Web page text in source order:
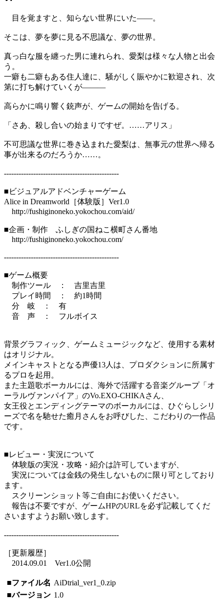
目を覚ますと、知らない世界にいた――。
そこは、夢を夢に見る不思議な、夢の世界。
真っ白な服を纏った男に連れられ、愛梨は様々な人物と出会
う。
一癖も二癖もある住人達に、騒がしく賑やかに歓迎され、次
第に打ち解けていくが―――
高らかに鳴り響く銃声が、ゲームの開始を告げる。
「さあ、殺し合いの始まりですぜ。……アリス」
不可思議な世界に巻き込まれた愛梨は、無事元の世界へ帰る
事が出来るのだろうか……。
-----------------------------------------------
■ビジュアルアドベンチャーゲーム
Alice in Dreamworld［体験版］Ver1.0
http://fushiginoneko.yokochou.com/aid/
■企画・制作 ふしぎの国ねこ横町さん番地
http://fushiginoneko.yokochou.com/
-----------------------------------------------
■ゲーム概要
制作ツール ： 吉里吉里
プレイ時間 ： 約1時間
分 岐 ： 有
音 声 ： フルボイス
背景グラフィック、ゲームミュージックなど、使用する素材
はオリジナル。
メインキャストとなる声優13人は、プロダクションに所属す
るプロを起用。
また主題歌ボーカルには、海外で活躍する音楽グループ「オ
ーラルヴァンパイア」のVo.EXO-CHIKAさん、
女王役とエンディングテーマのボーカルには、ひぐらしシリ
ーズで名を馳せた癒月さんをお呼びした、こだわりの一作品
です。
■レビュー・実況について
体験版の実況・攻略・紹介は許可していますが、
実況については金銭の発生しないものに限り可としており
ます。
スクリーンショット等ご自由にお使いください。
報告は不要ですが、ゲームHPのURLを必ず記載してくだ
さいますようお願い致します。
-----------------------------------------------
［更新履歴］
2014.09.01 Ver1.0公開
■ファイル名 AiDtrial_ver1_0.zip
■バージョン 1.0